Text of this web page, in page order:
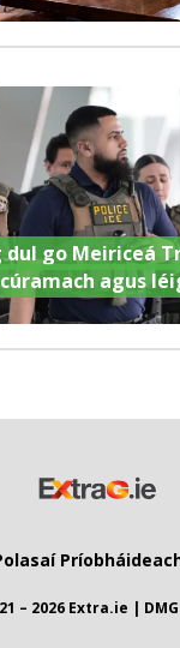
go Meiriceá
agus
– 2026 Extra.ie |